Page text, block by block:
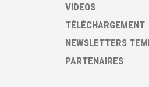
VIDEOS
TÉLÉCHARGEMENT
NEWSLETTERS
PARTENAIRES